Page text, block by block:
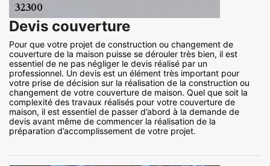
Devis couverture
Pour que votre projet de construction ou changement de
couverture de la maison puisse se dérouler très bien, il est
essentiel de ne pas négliger le devis réalisé par un
professionnel. Un devis est un élément très important pour
votre prise de décision sur la réalisation de la construction ou
changement de votre couverture de maison. Quel que soit la
complexité des travaux réalisés pour votre couverture de
maison, il est essentiel de passer d’abord à la demande de
devis avant même de commencer la réalisation de la
préparation d’accomplissement de votre projet.